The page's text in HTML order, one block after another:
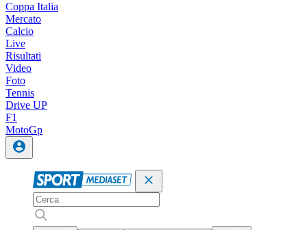
Coppa Italia
Mercato
Calcio
Live
Risultati
Video
Foto
Tennis
Drive UP
F1
MotoGp